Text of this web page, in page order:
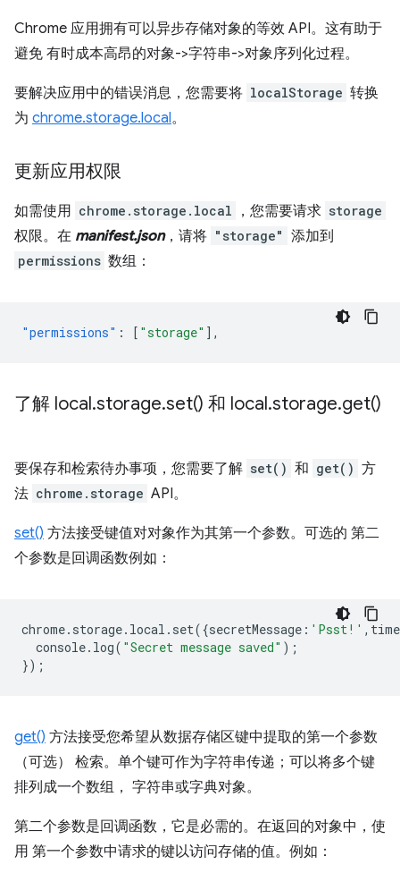
Chrome 应用拥有可以异步存储对象的等效 API。这有助于
避免 有时成本高昂的对象->字符串->对象序列化过程。
要解决应用中的错误消息，您需要将 localStorage 转换
为 chrome.storage.local。
更新应用权限
如需使用 chrome.storage.local ，您需要请求 storage
权限。在 manifest.json，请将 "storage" 添加到
permissions 数组：
"permissions" : [ "storage" ],
了解 local.storage.set() 和 local.storage.get()
要保存和检索待办事项，您需要了解 set() 和 get() 方
法 chrome.storage API。
set() 方法接受键值对对象作为其第一个参数。可选的 第二
个参数是回调函数例如：
chrome. storage. local . set({secretMessage : 'Psst!' ,
console. log( "Secret message saved" );
});
get() 方法接受您希望从数据存储区键中提取的第一个参数
（可选） 检索。单个键可作为字符串传递；可以将多个键
排列成一个数组， 字符串或字典对象。
第二个参数是回调函数，它是必需的。在返回的对象中，使
用 第一个参数中请求的键以访问存储的值。例如：